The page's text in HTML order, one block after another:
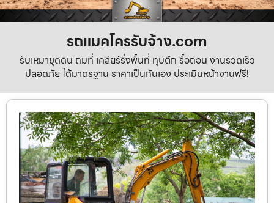
รถแมคโครรับจ้าง.com
รับเหมาขุดดิน ถมที่ เคลียร์ริ่งพื้นที่ ทุบตึก รื้อถอน งานรวดเร็ว
ปลอดภัย ได้มาตรฐาน ราคาเป็นกันเอง ประเมินหน้างานฟรี!